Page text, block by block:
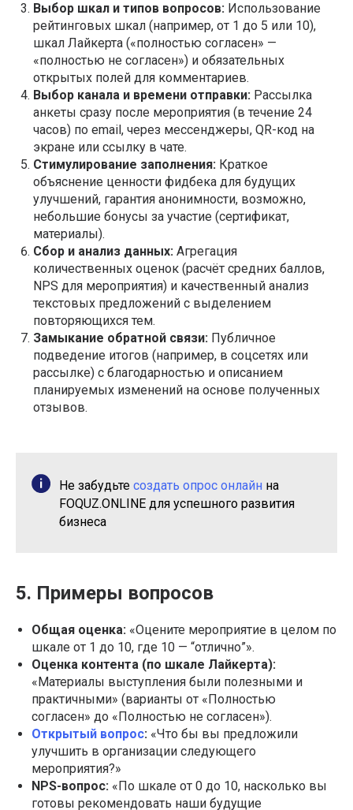
Выбор шкал и типов вопросов: Использование
рейтинговых шкал (например, от 1 до 5 или 10),
шкал Лайкерта («полностью согласен» —
«полностью не согласен») и обязательных
открытых полей для комментариев.
Выбор канала и времени отправки: Рассылка
анкеты сразу после мероприятия (в течение 24
часов) по email, через мессенджеры, QR-код на
экране или ссылку в чате.
Стимулирование заполнения: Краткое
объяснение ценности фидбека для будущих
улучшений, гарантия анонимности, возможно,
небольшие бонусы за участие (сертификат,
материалы).
Сбор и анализ данных: Агрегация
количественных оценок (расчёт средних баллов,
NPS для мероприятия) и качественный анализ
текстовых предложений с выделением
повторяющихся тем.
Замыкание обратной связи: Публичное
подведение итогов (например, в соцсетях или
рассылке) с благодарностью и описанием
планируемых изменений на основе полученных
отзывов.
Не забудьте создать опрос онлайн на
FOQUZ.ONLINE для успешного развития
бизнеса
5. Примеры вопросов
Общая оценка: «Оцените мероприятие в целом по
шкале от 1 до 10, где 10 — “отлично”».
Оценка контента (по шкале Лайкерта):
«Материалы выступления были полезными и
практичными» (варианты от «Полностью
согласен» до «Полностью не согласен»).
Открытый вопрос: «Что бы вы предложили
улучшить в организации следующего
мероприятия?»
NPS-вопрос: «По шкале от 0 до 10, насколько вы
готовы рекомендовать наши будущие